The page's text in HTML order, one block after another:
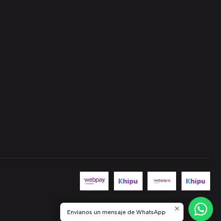
Envíanos un mensaje de WhatsApp